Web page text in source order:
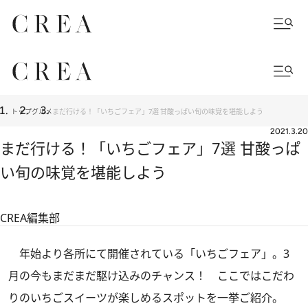
トップグルメ まだ行ける！「いちごフェア」7選 甘酸っぱい旬の味覚を堪能しよう
2021.3.20
まだ行ける！「いちごフェア」7選 甘酸っぱ
い旬の味覚を堪能しよう
CREA編集部
年始より各所にて開催されている「いちごフェア」。3
月の今もまだまだ駆け込みのチャンス！ ここではこだわ
りのいちごスイーツが楽しめるスポットを一挙ご紹介。